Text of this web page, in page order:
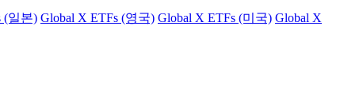
(일본) Global X ETFs (영국) Global X ETFs (미국) Global X